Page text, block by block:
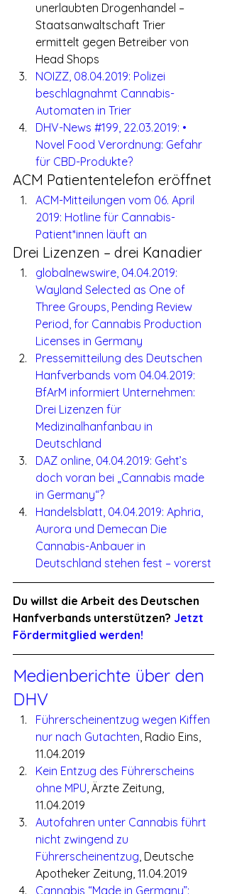
unerlaubten Drogenhandel –
Staatsanwaltschaft Trier
ermittelt gegen Betreiber von
Head Shops
NOIZZ, 08.04.2019: Polizei
beschlagnahmt Cannabis-
Automaten in Trier
DHV-News #199, 22.03.2019: •
Novel Food Verordnung: Gefahr
für CBD-Produkte?
ACM Patiententelefon eröffnet
ACM-Mitteilungen vom 06. April
2019: Hotline für Cannabis-
Patient*innen läuft an
Drei Lizenzen – drei Kanadier
globalnewswire, 04.04.2019:
Wayland Selected as One of
Three Groups, Pending Review
Period, for Cannabis Production
Licenses in Germany
Pressemitteilung des Deutschen
Hanfverbands vom 04.04.2019:
BfArM informiert Unternehmen:
Drei Lizenzen für
Medizinalhanfanbau in
Deutschland
DAZ online, 04.04.2019: Geht’s
doch voran bei „Cannabis made
in Germany“?
Handelsblatt, 04.04.2019: Aphria,
Aurora und Demecan Die
Cannabis-Anbauer in
Deutschland stehen fest – vorerst
Du willst die Arbeit des Deutschen
Hanfverbands unterstützen? Jetzt
Fördermitglied werden!
Medienberichte über den
DHV
Führerscheinentzug wegen Kiffen
nur nach Gutachten, Radio Eins,
11.04.2019
Kein Entzug des Führerscheins
ohne MPU, Ärzte Zeitung,
11.04.2019
Autofahren unter Cannabis führt
nicht zwingend zu
Führerscheinentzug, Deutsche
Apotheker Zeitung, 11.04.2019
Cannabis “Made in Germany”: